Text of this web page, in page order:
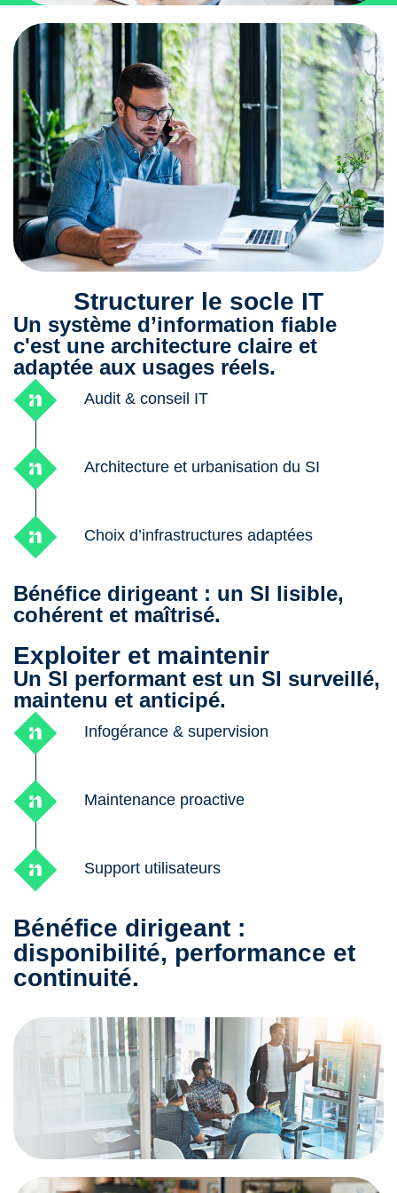
Structurer le socle IT
Un système d’information fiable
c'est une architecture claire et
adaptée aux usages réels.
Audit & conseil IT
Architecture et urbanisation du SI
Choix d’infrastructures adaptées
Bénéfice dirigeant : un SI lisible,
cohérent et maîtrisé.
Exploiter et maintenir
Un SI performant est un SI surveillé,
maintenu et anticipé.
Infogérance & supervision
Maintenance proactive
Support utilisateurs
Bénéfice dirigeant :
disponibilité, performance et
continuité.